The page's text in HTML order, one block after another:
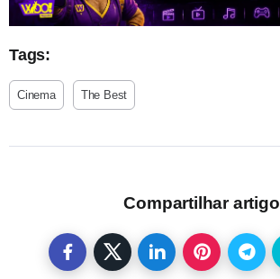
Tags:
Cinema The Best
Compartilhar artigo